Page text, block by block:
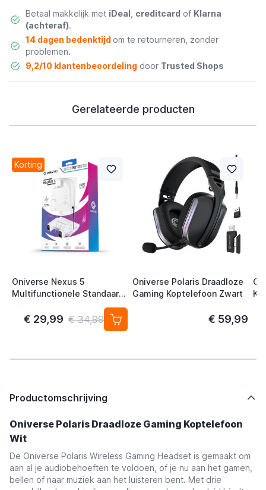
Betaal makkelijk met iDeal creditcard of Klarna
(achteraf).
14 dagen bedenktijd om te retourneren, zonder
problemen.
9,2/10 klantenbeoordelingdoor Trusted Shops
Gerelateerde producten
Korting
Oniverse Nexus 5
Multifunctionele Standaard
€ 29,99 € 34,99
Oniverse Polaris Draadloze
Gaming Koptelefoon Zwart
€ 59,99
Productomschrijving
Oniverse Polaris Draadloze Gaming Koptelefoon
Wit
De Oniverse Polaris Wireless Gaming Headset is gemaakt om
aan al je audiobehoeften te voldoen, of je nu aan het gamen,
bellen of naar muziek aan het luisteren bent. Met drie